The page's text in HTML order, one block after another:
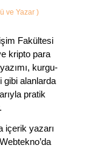
ve Yazar )
Fakültesi
kripto para
kurgu-
alanlarda
pratik
içerik yazarı